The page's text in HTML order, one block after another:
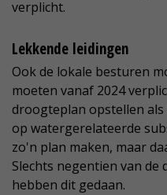
verplicht.
Lekkende leidingen
Ook de lokale besturen
moeten vanaf 2024
droogteplan opstellen
op watergerelateerde
zo'n plan maken, maar
Slechts negentien van
hebben dit gedaan.